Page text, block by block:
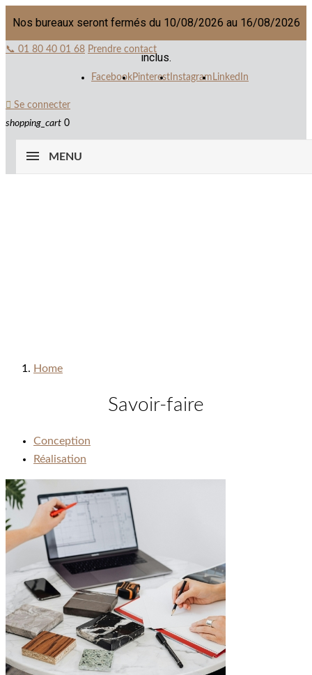
Nos bureaux seront fermés du 10/08/2026 au 16/08/2026
inclus.
📞 01 80 40 01 68 Prendre contact
FacebookPinterest Instagram LinkedIn
 Se connecter
shopping_cart 0
MENU
Home
Savoir-faire
Conception
Réalisation